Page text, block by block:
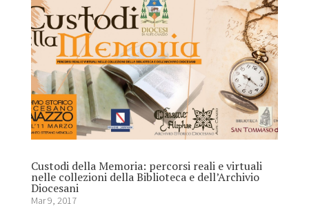
Custodi della Memoria: percorsi reali e virtuali
nelle collezioni della Biblioteca e dell’Archivio
Diocesani
Mar 9, 2017